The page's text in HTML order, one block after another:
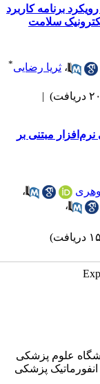
برنامه کاربرد
سلامت
،ثریا رضایی
|
مبتنی بر
،
،
علوم پزشکی
پزشکی